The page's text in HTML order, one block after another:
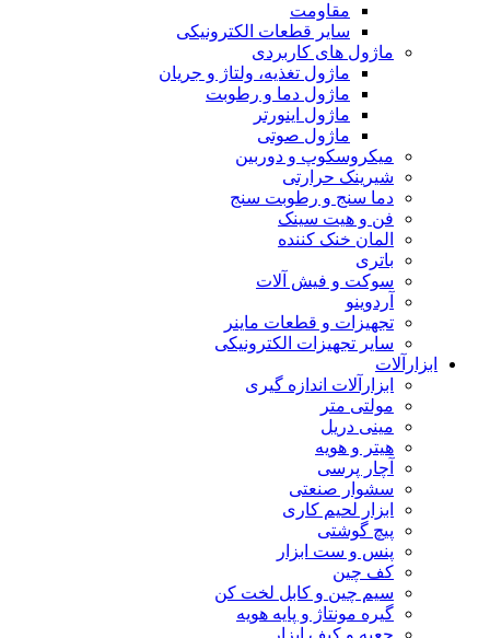
مقاومت
سایر قطعات الکترونیکی
ماژول های کاربردی
ماژول تغذیه، ولتاژ و جریان
ماژول دما و رطوبت
ماژول اینورتر
ماژول صوتی
میکروسکوپ و دوربین
شیرینک حرارتی
دما سنج و رطوبت سنج
فن و هیت سینک
المان خنک کننده
باتری
سوکت و فیش آلات
آردوینو
تجهیزات و قطعات ماینر
سایر تجهیزات الکترونیکی
ابزارآلات
ابزارآلات اندازه گیری
مولتی متر
مینی دریل
هیتر و هویه
آچار پرسی
سشوار صنعتی
ابزار لحیم کاری
پیچ گوشتی
پنس و ست ابزار
کف چین
سیم چین و کابل لخت کن
گیره مونتاژ و پایه هویه
جعبه و کیف ابزار